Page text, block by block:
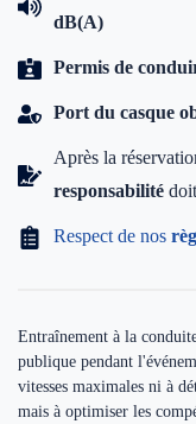
dB(A)
Permis de
Port du casque
Après la
responsabilité
Respect de nos
Entraînement à la
publique pendant
vitesses maximales ni à
mais à optimiser les